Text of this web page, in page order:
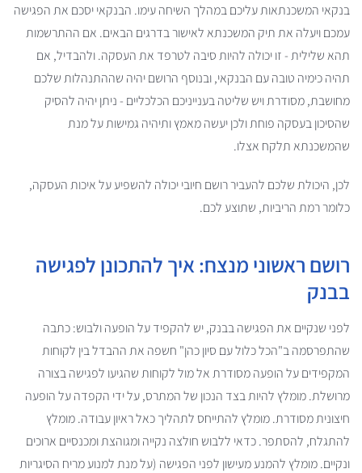
בנקאי המשכנתאות עליכם במהלך השיחה עימו. הבנקאי יסכם את הפגישה
עמכם ויעלה את תיק המשכנתא לאישור בדרגים הבאים. אם ההתרשמות
תהא שלילית - זו יכולה להיות סיבה לטרפד את העסקה. ולהבדיל, אם
תהיה כימיה טובה עם הבנקאי, ובנוסף הרושם יהיה שההתנהלות שלכם
מחושבת, מסודרת ויש שליטה בענייניכם הכלכליים - ניתן יהיה להסיק
שהסיכון בעסקה פוחת ולכן יעשה מאמץ ותיהיה גמישות על מנת
שהמשכנתא תלקח אצלו.
לכן, היכולת שלכם להעביר רושם חיובי יכולה להשפיע על איכות העסקה,
כלומר רמת הריביות, שתוצע לכם.
רושם ראשוני מנצח: איך להתכונן לפגישה
בבנק
לפני שנקיים את הפגישה בבנק, יש להקפיד על הופעה ולבוש: כתבה
שהתפרסמה ב"הכל כלול עם סיון כהן" חשפה את ההבדל בין לקוחות
המקפידים על הופעה מסודרת אל מול לקוחות שהגיעו לפגישה בצורה
מרושלת. מומלץ להיות בצד הנכון של המתרס, על ידי הקפדה על הופעה
חיצונית מסודרת. מומלץ להתייחס לתהליך כאל ראיון עבודה. מומלץ
להתגלח, להסתפר. כדאי ללבוש חולצה נקייה ומגוהצת ומכנסיים ארוכים
ונקיים. מומלץ להמנע מעישון לפני הפגישה (על מנת למנוע מריח הסיגריות